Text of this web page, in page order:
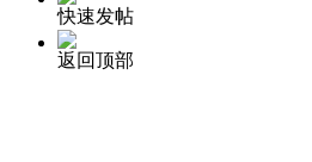
快速发帖
返回顶部